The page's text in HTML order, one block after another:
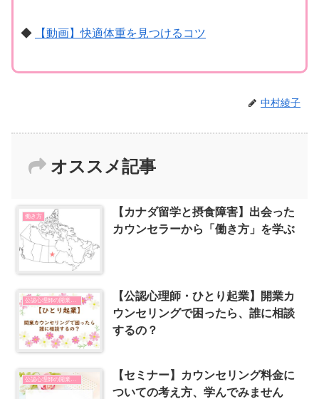
◆ 【動画】快適体重を見つけるコツ
中村綾子
オススメ記事
働き方
【カナダ留学と摂食障害】出会った
カウンセラーから「働き方」を学ぶ
公認心理師の開業とSNSの使い方
【公認心理師・ひとり起業】開業カ
ウンセリングで困ったら、誰に相談
するの？
【セミナー】カウンセリング料金に
ついての考え方、学んでみません